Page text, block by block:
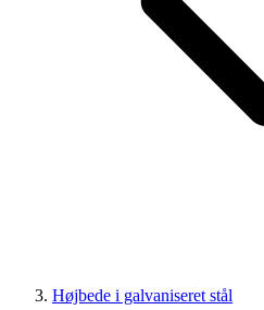
Højbede i galvaniseret stål